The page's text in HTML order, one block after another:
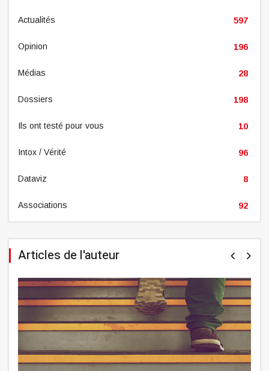
Actualités 597
Opinion 196
Médias 28
Dossiers 198
Ils ont testé pour vous 10
Intox / Vérité 96
Dataviz 8
Associations 92
Articles de l'auteur